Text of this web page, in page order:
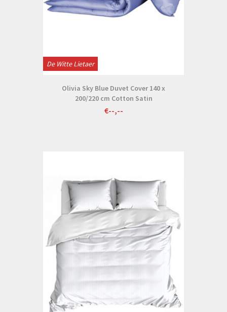
De Witte Lietaer
Olivia Sky Blue Duvet Cover 140 x
200/220 cm Cotton Satin
€--,--